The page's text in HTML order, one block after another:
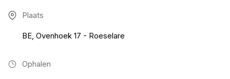
Plaats
BE, Ovenhoek 17 - Roeselare
Ophalen